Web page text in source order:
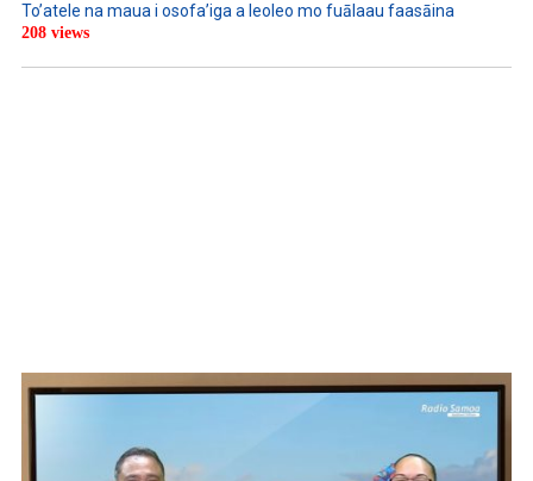
To’atele na maua i osofa’iga a leoleo mo fuālaau faasāina
208 views